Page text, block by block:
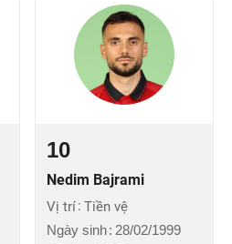
10
Nedim Bajrami
Vị trí Tiền vệ
Ngày sinh 28/02/1999